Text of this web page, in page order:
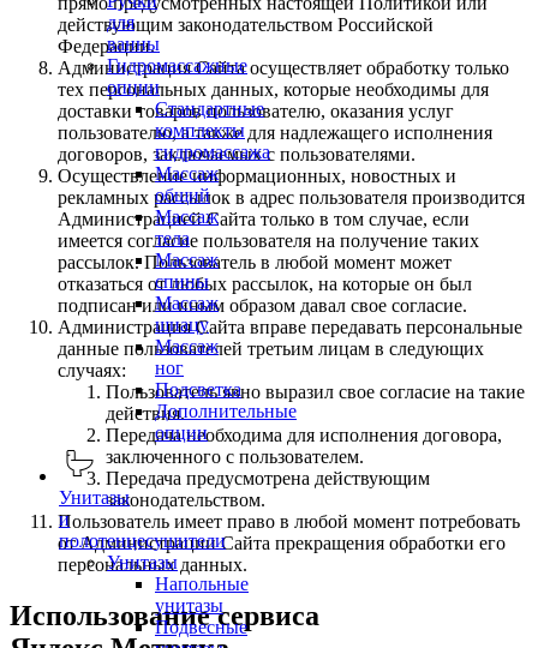
для
ванны
Гидромассажные
опции
Стандартные
комплекты
гидромассажа
Массаж
общий
Массаж
тела
Массаж
спины
Массаж
шиацу
Массаж
ног
Подсветка
Дополнительные
опции
Унитазы
и
полотенцесушители
Унитазы
Напольные
унитазы
Подвесные
действующим законодательством Российской
Федерации.
Администрация Сайта осуществляет обработку только
тех персональных данных, которые необходимы для
доставки товаров пользователю, оказания услуг
пользователю, а также для надлежащего исполнения
договоров, заключаемых с пользователями.
Осуществление информационных, новостных и
рекламных рассылок в адрес пользователя производится
Администрацией Сайта только в том случае, если
имеется согласие пользователя на получение таких
рассылок. Пользователь в любой момент может
отказаться от любых рассылок, на которые он был
подписан или иным образом давал свое согласие.
Администрация Сайта вправе передавать персональные
данные пользователей третьим лицам в следующих
случаях:
Пользователь явно выразил свое согласие на такие
действия.
Передача необходима для исполнения договора,
заключенного с пользователем.
Передача предусмотрена действующим
законодательством.
Пользователь имеет право в любой момент потребовать
от Администрации Сайта прекращения обработки его
персональных данных.
Использование сервиса